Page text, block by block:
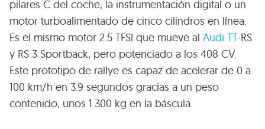
pilares C del coche, la instrumentación digital o un
motor turboalimentado de cinco cilindros en línea.
Es el mismo motor 2.5 TFSI que mueve al Audi TT-RS
y RS 3 Sportback, pero potenciado a los 408 CV.
Este prototipo de rallye es capaz de acelerar de 0 a
100 km/h en 3.9 segundos gracias a un peso
contenido, unos 1.300 kg en la báscula.